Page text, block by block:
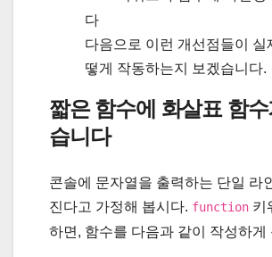
다
다음으로 이런 개선점들이 실
떻게 작동하는지 보겠습니다.
짧은 함수에 화살표 함
습니다
콘솔에 문자열을 출력하는 단일 라
진다고 가정해 봅시다. function 키
하면, 함수를 다음과 같이 작성하게